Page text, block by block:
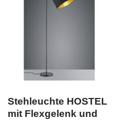
Stehleuchte HOSTEL
mit Flexgelenk und